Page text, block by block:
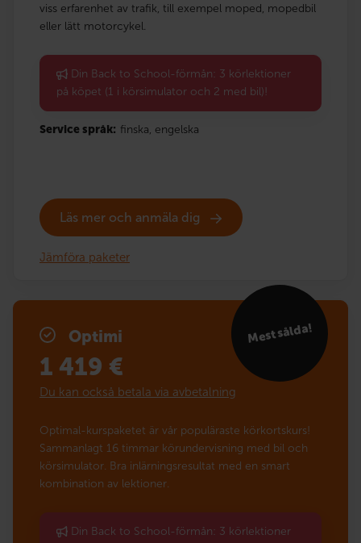
viss erfarenhet av trafik, till exempel moped, mopedbil
eller lätt motorcykel.
Din Back to School-förmån: 3 körlektioner
på köpet (1 i körsimulator och 2 med bil)!
Service språk: finska, engelska
Läs mer och anmäla dig
Jämföra paketer
Optimi Mest sålda!
1 419 €
Du kan också betala via avbetalning
Optimal-kurspaketet är vår populäraste körkortskurs!
Sammanlagt 16 timmar körundervisning med bil och
körsimulator. Bra inlärningsresultat med en smart
kombination av lektioner.
Din Back to School-förmån: 3 körlektioner